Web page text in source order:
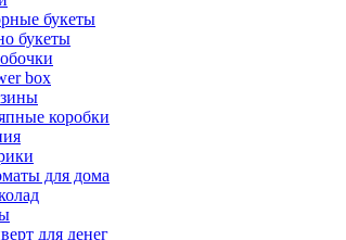
букеты
букеты
box
коробки
для дома
для денег